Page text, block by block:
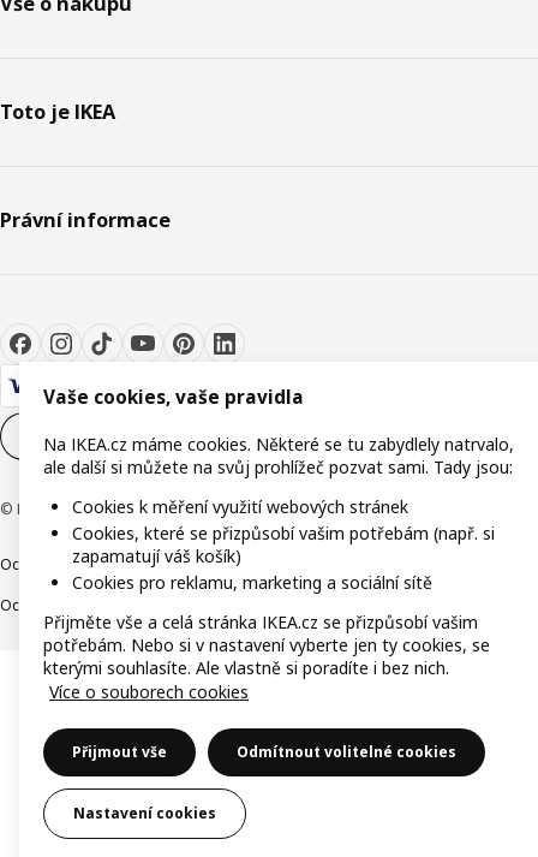
Toto je IKEA
Právní informace
Nastavení souborů cookie CS
© Inter IKEA Systems B.V. 1999-2026
Ochrana osobních údajůCookiesSpolečně bezpečně
Ochrana Oznamovatelů
Vaše cookies, vaše pravidla
Na IKEA.cz máme cookies. Některé se tu zabydlely natrvalo,
ale další si můžete na svůj prohlížeč pozvat sami. Tady jsou:
Cookies k měření využití webových stránek
Cookies, které se přizpůsobí vašim potřebám (např. si
zapamatují váš košík)
Cookies pro reklamu, marketing a sociální sítě
Přijměte vše a celá stránka IKEA.cz se přizpůsobí vašim
potřebám. Nebo si v nastavení vyberte jen ty cookies, se
kterými souhlasíte. Ale vlastně si poradíte i bez nich.
Více o souborech cookies
Přijmout vše Odmítnout volitelné cookies
Nastavení cookies